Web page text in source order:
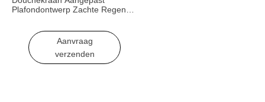
Plafondontwerp Zachte Regen
Water
Aanvraag
verzenden